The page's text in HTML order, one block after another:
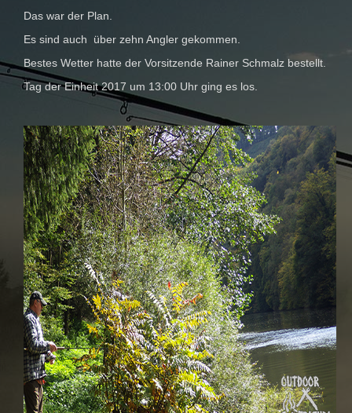
Das war der Plan.
Es sind auch über zehn Angler gekommen.
Bestes Wetter hatte der Vorsitzende Rainer Schmalz bestellt.
Tag der Einheit 2017 um 13:00 Uhr ging es los.